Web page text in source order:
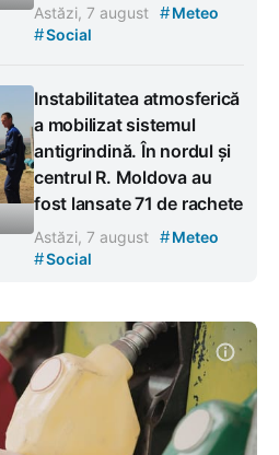
Astăzi, 7 august #Meteo
#Social
Instabilitatea atmosferică
a mobilizat sistemul
antigrindină. În nordul și
centrul R. Moldova au
fost lansate 71 de rachete
Astăzi, 7 august #Meteo
#Social